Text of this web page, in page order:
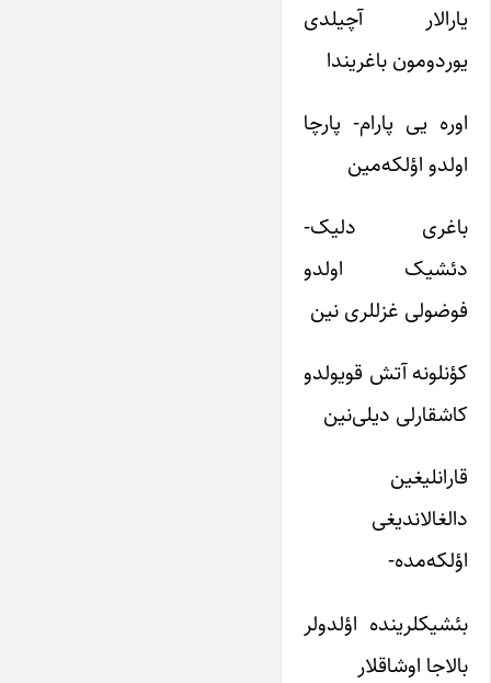
یارالار آچیلدی
یوردومون باغریندا
اوره یی پارام- پارچا
اولدو اؤلکه‌مین
باغری دلیک-
دئشیک اولدو
فوضولی غزللری نین
کؤنلونه آتش قویولدو
کاشقارلی دیلی‌نین
قارانلیغین
دالغالاندیغی
اؤلکه‌مده-
بئشیکلرینده اؤلدولر
بالاجا اوشاقلار